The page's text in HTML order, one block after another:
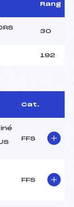
Rang
30
192
Cat.
FFS
FFS